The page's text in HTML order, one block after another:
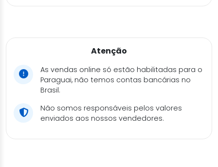
Atenção
As vendas online só estão habilitadas para o
Paraguai, não temos contas bancárias no
Brasil.
Não somos responsáveis pelos valores
enviados aos nossos vendedores.